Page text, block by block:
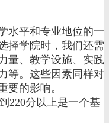
水平和专业地位的一
择学院时，我们还需
量、教学设施、实践
等。这些因素同样对
要的影响。
220分以上是一个基